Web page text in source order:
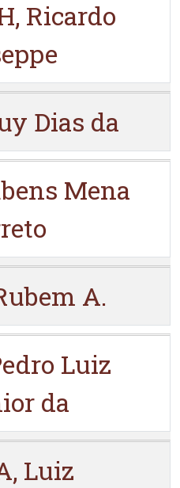
Ricardo
Dias da
Mena
A.
Luiz
da
Luiz